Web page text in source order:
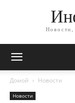
Домой Новости
Новости